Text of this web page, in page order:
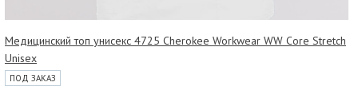
Медицинский топ унисекс 4725 Cherokee Workwear WW Core Stretch
Unisex
ПОД ЗАКАЗ